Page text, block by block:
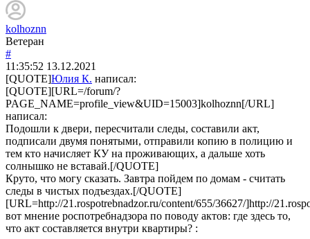
kolhoznn
Ветеран
#
11:35:52 13.12.2021
[QUOTE]Юлия К. написал:
[QUOTE][URL=/forum/?
PAGE_NAME=profile_view&UID=15003]kolhoznn[/URL]
написал:
Подошли к двери, пересчитали следы, составили акт,
подписали двумя понятыми, отправили копию в полицию и
тем кто начисляет КУ на проживающих, а дальше хоть
солнышко не вставай.[/QUOTE]
Круто, что могу сказать. Завтра пойдем по домам - считать
следы в чистых подъездах.[/QUOTE]
[URL=http://21.rospotrebnadzor.ru/content/655/36627/]http://
вот мнение роспотребнадзора по поводу актов: где здесь то,
что акт составляется внутри квартиры? :